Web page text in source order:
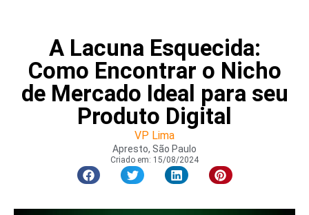
A Lacuna Esquecida:
Como Encontrar o Nicho
de Mercado Ideal para seu
Produto Digital
VP Lima
Apresto, São Paulo
Criado em: 15/08/2024